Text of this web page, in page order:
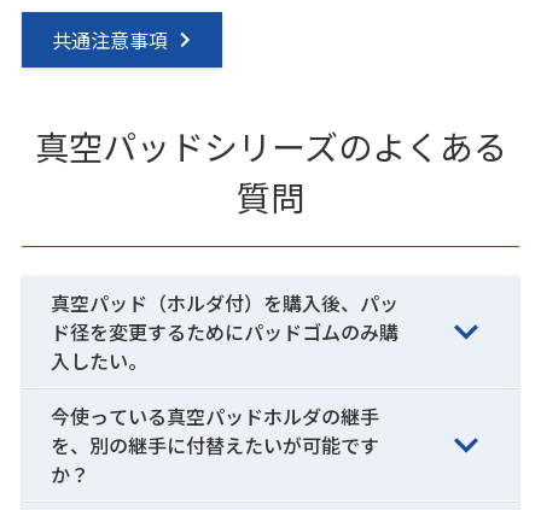
共通注意事項
真空パッドシリーズのよくある
質問
真空パッド（ホルダ付）を購入後、パッ
ド径を変更するためにパッドゴムのみ購
入したい。
今使っている真空パッドホルダの継手
を、別の継手に付替えたいが可能です
か？